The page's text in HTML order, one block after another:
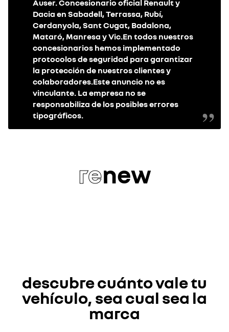
Auser. Concesionario oficial Renault y
Dacia en Sabadell, Terrassa, Rubí,
Cerdanyola, Sant Cugat, Badalona,
Mataró, Manresa y Vic.En todos nuestros
concesionarios hemos implementado
protocolos de seguridad para garantizar
la protección de nuestros clientes y
colaboradores.Este anuncio no es
vinculante. La empresa no se
responsabiliza de los posibles errores
tipográficos.
renew
descubre cuánto vale tu
vehículo, sea cual sea la
marca